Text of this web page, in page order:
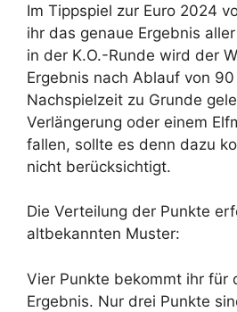
Im Tippspiel zur Euro 2024
ihr das genaue Ergebnis
in der K.O.-Runde wird der
Ergebnis nach Ablauf von
Nachspielzeit zu Grunde
Verlängerung oder einem
fallen, sollte es denn dazu
nicht berücksichtigt.
Die Verteilung der Punkte
altbekannten Muster:
Vier Punkte bekommt ihr für
Ergebnis. Nur drei Punkte